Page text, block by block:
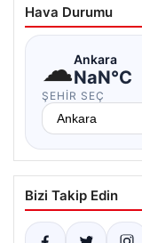
Hava Durumu
☁Ankara
NaN°C
ŞEHIR SEÇ
Bizi Takip Edin